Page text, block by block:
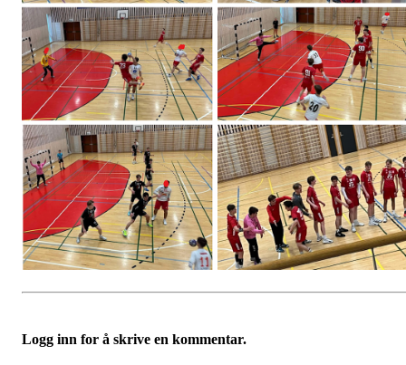
Logg inn for å skrive en kommentar.